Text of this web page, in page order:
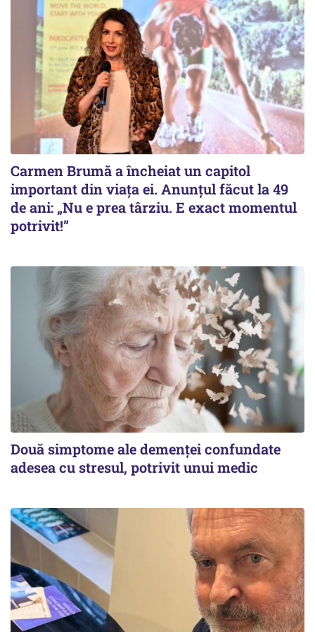
Carmen Brumă a încheiat un capitol
important din viața ei. Anunțul făcut la 49
de ani: „Nu e prea târziu. E exact momentul
potrivit!”
Două simptome ale demenței confundate
adesea cu stresul, potrivit unui medic